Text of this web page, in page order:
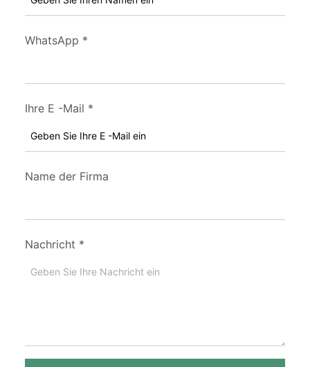
WhatsApp *
Ihre E -Mail *
Name der Firma
Nachricht *